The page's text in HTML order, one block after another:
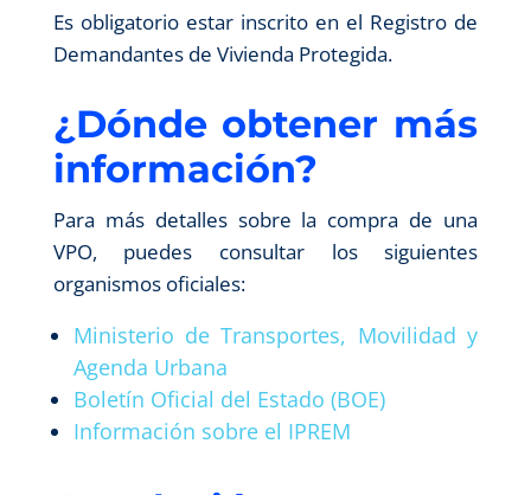
Es obligatorio estar inscrito en el Registro de
Demandantes de Vivienda Protegida.
¿Dónde obtener más
información?
Para más detalles sobre la compra de una
VPO, puedes consultar los siguientes
organismos oficiales:
Ministerio de Transportes, Movilidad y
Agenda Urbana
Boletín Oficial del Estado (BOE)
Información sobre el IPREM